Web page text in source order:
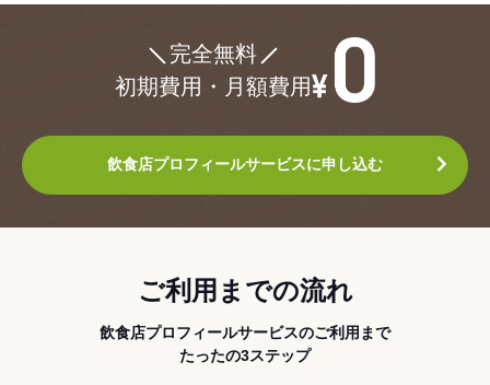
完全無料
初期費用・月額費用
飲食店プロフィールサービスに申し込む
ご利用までの流れ
飲食店プロフィールサービスのご利用まで
たったの3ステップ